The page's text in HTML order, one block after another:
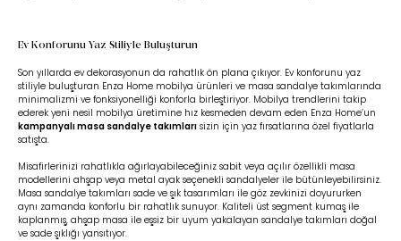
Ev Konforunu Yaz Stiliyle Buluşturun
Son yıllarda ev dekorasyonun da rahatlık ön plana çıkıyor. Ev konforunu yaz
stiliyle buluşturan Enza Home mobilya ürünleri ve masa sandalye takımlarında
minimalizmi ve fonksiyonelliği konforla birleştiriyor. Mobilya trendlerini takip
ederek yeni nesil mobilya üretimine hız kesmeden devam eden Enza Home’un
kampanyalı masa sandalye takımları sizin için yaz fırsatlarına özel fiyatlarla
satışta.
Misafirlerinizi rahatlıkla ağırlayabileceğiniz sabit veya açılır özellikli masa
modellerini ahşap veya metal ayak seçenekli sandalyeler ile bütünleyebilirsiniz.
Masa sandalye takımları sade ve şık tasarımları ile göz zevkinizi doyururken
aynı zamanda konforlu bir rahatlık sunuyor. Kaliteli üst segment kumaş ile
kaplanmış, ahşap masa ile eşsiz bir uyum yakalayan sandalye takımları doğal
ve sade şıklığı yansıtıyor.